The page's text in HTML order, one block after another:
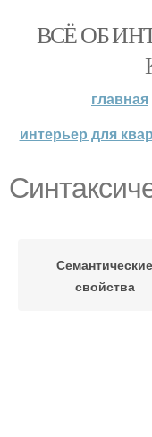
ВСЁ ОБ
главная
интерьер для
Семантические
свойства